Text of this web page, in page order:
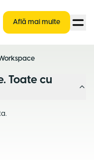
Află mai multe
Toate cu